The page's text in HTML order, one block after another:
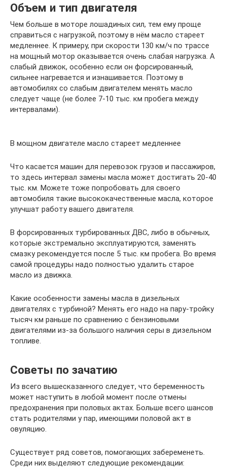
Объем и тип двигателя
Чем больше в моторе лошадиных сил, тем ему проще
справиться с нагрузкой, поэтому в нём масло стареет
медленнее. К примеру, при скорости 130 км/ч по трассе
на мощный мотор оказывается очень слабая нагрузка. А
слабый движок, особенно если он форсированный,
сильнее нагревается и изнашивается. Поэтому в
автомобилях со слабым двигателем менять масло
следует чаще (не более 7-10 тыс. км пробега между
интервалами).
В мощном двигателе масло стареет медленнее
Что касается машин для перевозок грузов и пассажиров,
то здесь интервал замены масла может достигать 20-40
тыс. км. Можете тоже попробовать для своего
автомобиля такие высококачественные масла, которое
улучшат работу вашего двигателя.
В форсированных турбированных ДВС, либо в обычных,
которые экстремально эксплуатируются, заменять
смазку рекомендуется после 5 тыс. км пробега. Во время
самой процедуры надо полностью удалить старое
масло из движка.
Какие особенности замены масла в дизельных
двигателях с турбиной? Менять его надо на пару-тройку
тысяч км раньше по сравнению с бензиновыми
двигателями из-за большого наличия серы в дизельном
топливе.
Советы по зачатию
Из всего вышесказанного следует, что беременность
может наступить в любой момент после отмены
предохранения при половых актах. Больше всего шансов
стать родителями у пар, имеющими половой акт в
овуляцию.
Существует ряд советов, помогающих забеременеть.
Среди них выделяют следующие рекомендации: